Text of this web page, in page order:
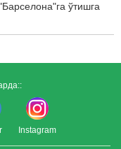
ўтишга
Instagram